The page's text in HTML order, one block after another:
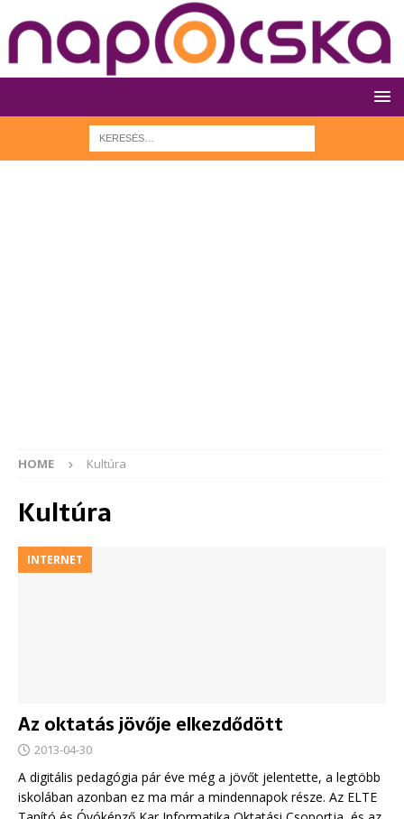
HOME Kultúra
Kultúra
INTERNET
Az oktatás jövője elkezdődött
2013-04-30
A digitális pedagógia pár éve még a jövőt jelentette, a legtöbb
iskolában azonban ez ma már a mindennapok része. Az ELTE